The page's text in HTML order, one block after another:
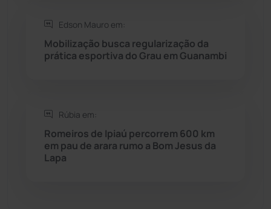
Sudoeste Baiano
Tanque Novo
Tecnologia
Edson Mauro em:
Mobilização busca regularização da
prática esportiva do Grau em Guanambi
Rúbia em:
Romeiros de Ipiaú percorrem 600 km
em pau de arara rumo a Bom Jesus da
Lapa